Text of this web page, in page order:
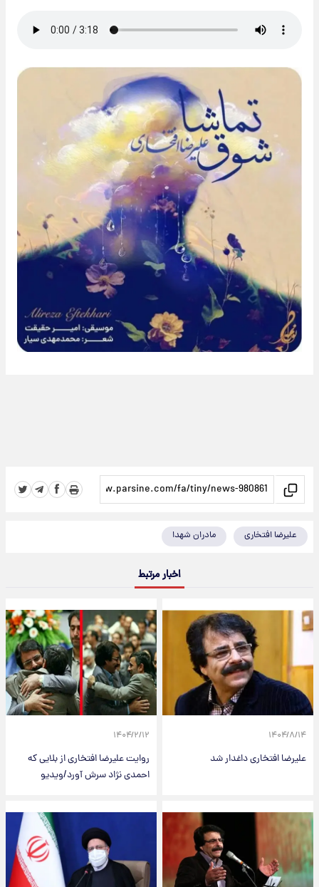
علیرضا افتخاری مادران شهدا
اخبار مرتبط
۱۴۰۴/۸/۱۴
علیرضا افتخاری داغدار شد
۱۴۰۴/۲/۱۲
روایت علیرضا افتخاری از بلایی که
احمدی نژاد سرش آورد/ویدیو